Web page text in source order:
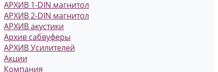
АРХИВ 1-DIN магнитол
АРХИВ 2-DIN магнитол
АРХИВ акустики
Архив сабвуферы
АРХИВ Усилителей
Акции
Компания